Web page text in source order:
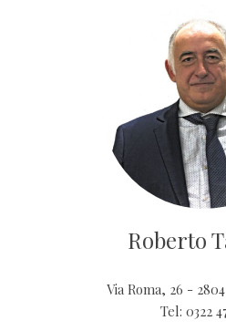
Roberto
Via Roma, 26 -
Tel: 0322